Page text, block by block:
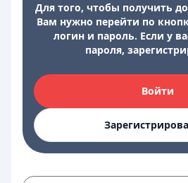
Для того, чтобы получить
Вам нужно перейти по
логин и пароль. Если у
пароля,
Войти